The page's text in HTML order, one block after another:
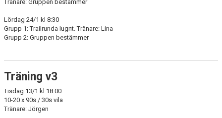
Tränare: Gruppen bestämmer
Lördag 24/1 kl 8:30
Grupp 1: Trailrunda lugnt. Tränare: Lina
Grupp 2: Gruppen bestämmer
Träning v3
Tisdag 13/1 kl 18:00
10-20 x 90s / 30s vila
Tränare: Jörgen